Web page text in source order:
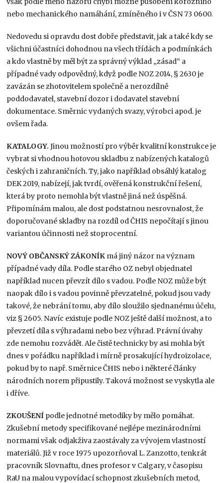
nebo mechanického namáhání, zmíněného i v ČSN 73 0600.
Nedovedu si opravdu dost dobře představit, jak a také kdy se
všichni účastníci dohodnou na všech třídách a podmínkách
a kdo vlastně by měl být za správný výklad „zásad“ a
případné vady odpovědný, když podle NOZ 2014, § 2630 je
zavázán se zhotovitelem společně a nerozdílně
poddodavatel, stavební dozor i dodavatel stavební
dokumentace. Směrnic vydaných svazy, výrobci apod. je
ovšem řada.
KATALOGY. Jinou možností pro výběr kvalitní konstrukce je
vybrat si vhodnou hotovou skladbu z nabízených katalogů
českých i zahraničních. Ty, jako například obsáhlý katalog
DEK 2019, nabízejí, jak tvrdí, ověřená konstrukční řešení,
která by proto nemohla být vlastně jiná než úspěšná.
Připomínám malou, ale dost podstatnou nesrovnalost, že
doporučované skladby na rozdíl od ČHIS nepočítají s jinou
variantou účinnosti než stoprocentní.
NOVÝ OBČANSKÝ ZÁKONÍK má jiný názor na význam
případné vady díla. Podle starého OZ nebyl objednatel
například nucen převzít dílo s vadou. Podle NOZ může být
naopak dílo i s vadou povinně převzatelné, pokud jsou vady
takové, že nebrání tomu, aby dílo sloužilo sjednanému účelu,
viz § 2605. Navíc existuje podle NOZ ještě další možnost, a to
převzetí díla s výhradami nebo bez výhrad. Právní úvahy
zde nemohu rozvádět. Ale čistě technicky by asi mohla být
dnes v pořádku například i mírně prosakující hydroizolace,
pokud by to např. Směrnice ČHIS nebo i některé články
národních norem připustily. Taková možnost se vyskytla ale
i dříve.
ZKOUŠENÍ podle jednotné metodiky by mělo pomáhat.
Zkušební metody specifikované nejlépe mezinárodními
normami však odjakživa zaostávaly za vývojem vlastností
materiálů. Již v roce 1975 upozorňoval L. Zanzotto, tenkrát
pracovník Slovnaftu, dnes profesor v Calgary, v časopisu
RaU na malou vypovídací schopnost zkušebních metod,